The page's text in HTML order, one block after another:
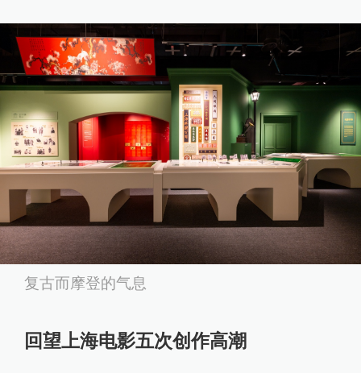
复古而摩登的气息
回望上海电影五次创作高潮